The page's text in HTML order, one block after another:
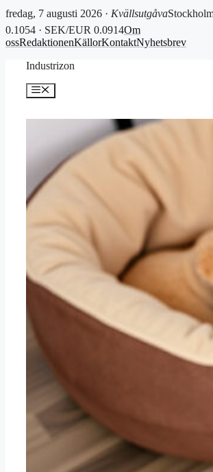
fredag, 7 augusti 2026 · Kvällsutgåva
0.1054 · SEK/EUR 0.0914Om
ossRedaktionenKällorKontaktNyhetsbrev
Industrizon
Meny